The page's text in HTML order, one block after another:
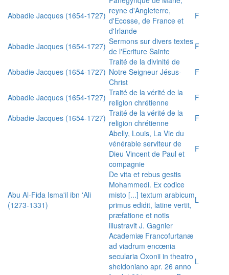
Abbadie Jacques (1654-1727) reyne d'Angleterre,
d'Ecosse, de France et
d'Irlande
F
Abbadie Jacques (1654-1727) Sermons sur divers textes
de l'Ecriture Sainte
F
Abbadie Jacques (1654-1727)
Traité de la divinité de
Notre Seigneur Jésus-
Christ
F
Abbadie Jacques (1654-1727) Traité de la vérité de la
religion chrétienne
F
Abbadie Jacques (1654-1727) Traité de la vérité de la
religion chrétienne
F
Abelly, Louis, La Vie du
vénérable serviteur de
Dieu Vincent de Paul et
compagnie
F
Abu Al-Fida Isma'il ibn 'Ali
(1273-1331)
De vita et rebus gestis
Mohammedi. Ex codice
misto [...] textum arabicum
primus edidit, latine vertit,
præfatione et notis
illustravit J. Gagnier
L
Academiæ Francofurtanæ
ad viadrum encœnia
secularia Oxonii in theatro
sheldoniano apr. 26 anno L